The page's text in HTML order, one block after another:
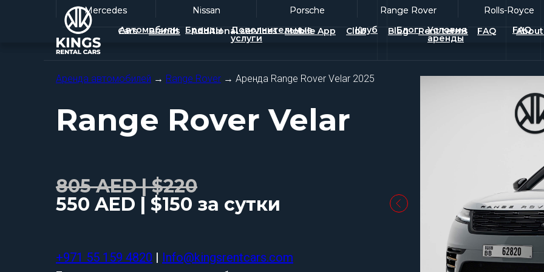
Автомобили Бренды Дополнительные
услуги
Клуб Блог Условия
аренды
FAQ
Additional services
Cars Brands Club Blog FAQ
Rent terms
Mobile App
Mercedes Rolls-Royce
Nissan Range Rover
Porsche
Mercedes Rolls-Royce
Nissan Range Rover
Porsche
Range Rover Velar
550 AED | $150 за сутки
805 AED | $220
Аренда автомобилей → Range Rover → Аренда Range Rover Velar 2025
+971 55 159 4820 | Info@kingsrentcars.com